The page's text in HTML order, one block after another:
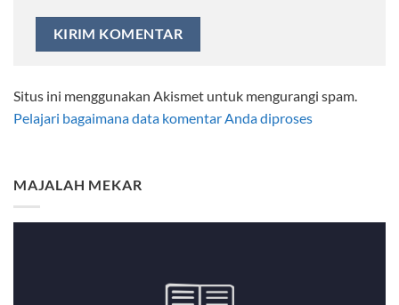
MAJALAH MEKAR
Situs ini menggunakan Akismet untuk mengurangi spam.
Pelajari bagaimana data komentar Anda diproses